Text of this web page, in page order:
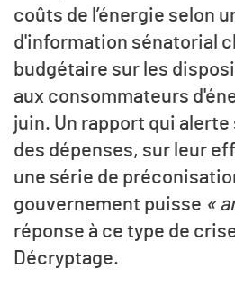
coûts de l’énergie selon
d'information sénatorial
budgétaire sur les
aux consommateurs
juin. Un rapport qui
des dépenses, sur leur
une série de
gouvernement puisse «
réponse à ce type de
Décryptage.